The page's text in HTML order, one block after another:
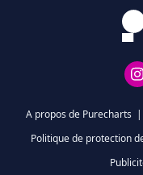
A propos de Purecharts |
Politique de protection